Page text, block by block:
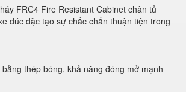
FRC4 Fire Resistant Cabinet chân tủ
đúc đặc tạo sự chắc chắn thuận tiện trong
thép bóng, khả năng đóng mở mạnh